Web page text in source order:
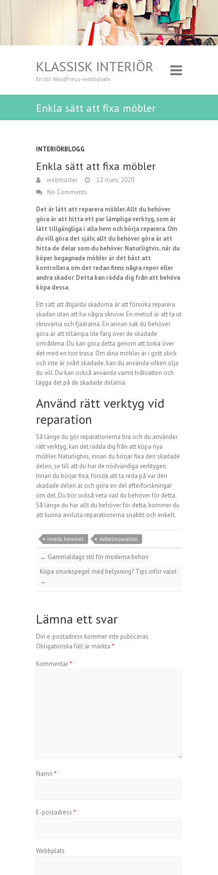
KLASSISK INTERIÖR
En till WordPress-webbplats
Enkla sätt att fixa möbler
INTERIÖRBLOGG
Enkla sätt att fixa möbler
webmaster
12 mars, 2020
No Comments
Det är lätt att reparera möbler. Allt du behöver
göra är att hitta ett par lämpliga verktyg, som är
lätt tillgängliga i alla hem och börja reparera. Om
du vill göra det själv, allt du behöver göra är att
hitta de delar som du behöver. Naturligtvis, när du
köper begagnade möbler är det bäst att
kontrollera om det redan finns några repor eller
andra skador. Detta kan rädda dig från att behöva
köpa dessa.
Ett sätt att åtgärda skadorna är att försöka reparera
skadan utan att ha några skruvar. En metod är att ta ut
skruvarna och fjädrarna. En annan sak du behöver
göra är att tillämpa lite färg över de skadade
områdena. Du kan göra detta genom att torka över
det med en torr trasa. Om dina möbler är i gott skick
och inte är svårt skadade, kan du använda vilken olja
du vill. Du kan också använda varmt tvålvatten och
lägga det på de skadade delarna.
Använd rätt verktyg vid
reparation
Så länge du gör reparationerna bra och du använder
rätt verktyg, kan det rädda dig från att köpa nya
möbler. Naturligtvis, innan du börjar fixa den skadade
delen, se till att du har de nödvändiga verktygen.
Innan du börjar fixa, försök att ta reda på var den
skadade delen är och göra en del efterforskningar
om det. Du bör också veta vad du behöver för detta.
Så länge du har allt du behöver för detta, kommer du
att kunna avsluta reparationerna snabbt och enkelt.
inreda hemmet möbelreparation
← Gammaldags stil för moderna behov
Köpa sminkspegel med belysning? Tips inför valet
→
Lämna ett svar
Din e-postadress kommer inte publiceras.
Obligatoriska fält är märkta *
Kommentar*
Namn *
E-postadress *
Webbplats